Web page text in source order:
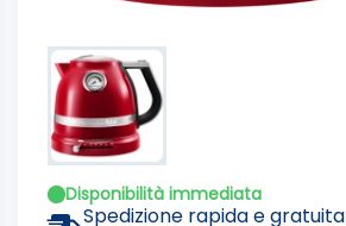
Disponibilità immediata
Spedizione rapida e gratuita